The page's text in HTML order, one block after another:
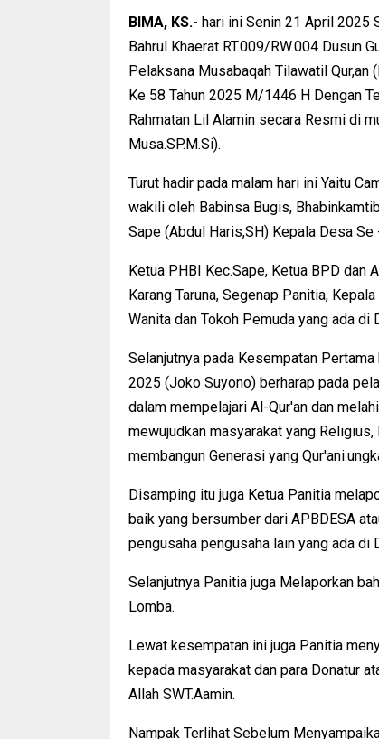
BIMA, KS.- hari ini Senin 21 April 2025
Bahrul Khaerat RT.009/RW.004 Dusun
Pelaksana Musabaqah Tilawatil
Ke 58 Tahun 2025 M/1446 H Dengan
Rahmatan Lil Alamin secara Resmi di
Musa.SP.M.Si).
Turut hadir pada malam hari ini Yaitu
wakili oleh Babinsa Bugis,
Sape (Abdul Haris,SH) Kepala Desa
Ketua PHBI Kec.Sape, Ketua BPD dan
Karang Taruna, Segenap Panitia,
Wanita dan Tokoh Pemuda yang ada di
Selanjutnya pada Kesempatan
2025 (Joko Suyono) berharap pada
dalam mempelajari Al-Qur'an dan
mewujudkan masyarakat yang
membangun Generasi yang
Disamping itu juga Ketua Panitia
baik yang bersumber dari APBDESA
pengusaha pengusaha lain yang ada di
Selanjutnya Panitia juga Melaporkan
Lomba.
Lewat kesempatan ini juga Panitia
kepada masyarakat dan para Donatur
Allah SWT.Aamin.
Nampak Terlihat Sebelum